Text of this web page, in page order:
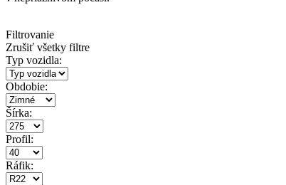
Filtrovanie
Zrušiť všetky filtre
Typ vozidla:
Obdobie:
Šírka:
Profil:
Ráfik: